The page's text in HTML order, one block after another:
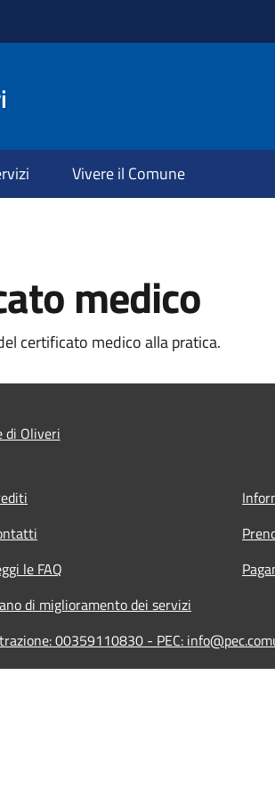
Vivere il Comune
medico
certificato medico alla pratica.
di Oliveri
le FAQ
di miglioramento dei servizi
00359110830 - PEC: